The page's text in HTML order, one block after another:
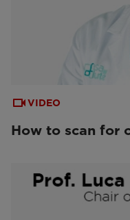
VIDEO
How to scan for